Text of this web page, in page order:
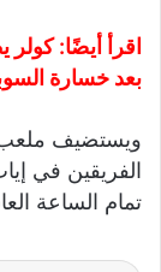
اقرأ أيضًا:كولر
بعد خسارة
ويستضيف ملعب
تمام الساعة